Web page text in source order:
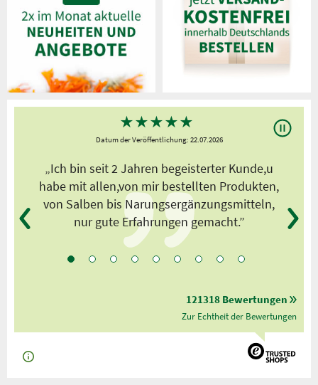
★★★★★
Datum der Veröffentlichung: 22.07.2026
„Ich bin seit 2 Jahren begeisterter Kunde,u
habe mit allen,von mir bestellten Produkten,
von Salben bis Narungsergänzungsmitteln,
nur gute Erfahrungen gemacht.”
121318 Bewertungen
Zur Echtheit der Bewertungen